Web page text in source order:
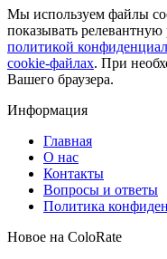
Мы используем файлы
показывать
политикой
cookie-файлах. При
Вашего браузера.
Информация
Главная
О нас
Контакты
Вопросы и ответы
Политика
Новое на ColoRate